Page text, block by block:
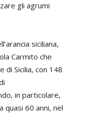
gli agrumi
siciliana,
Carmito che
di Sicilia, con 148
in particolare,
quasi 60 anni, nel